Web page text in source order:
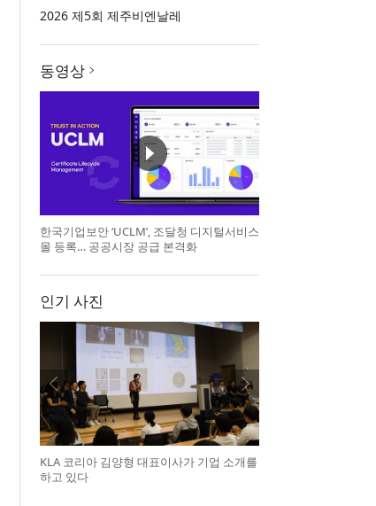
2026 제5회 제주비엔날레
동영상
한국기업보안 ‘UCLM’, 조달청 디지털서비스
몰 등록… 공공시장 공급 본격화
인기 사진
KLA 코리아 김양형 대표이사가 기업 소개를
하고 있다